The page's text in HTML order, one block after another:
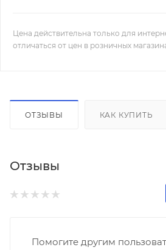
Цена действительна только для
отличаться от цен в розничных
ОТЗЫВЫ КАК КУПИТЬ
Отзывы
Помогите другим